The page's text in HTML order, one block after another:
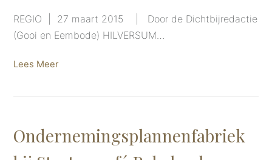
REGIO | 27 maart 2015 | Door de Dichtbijredactie
(Gooi en Eembode) HILVERSUM…
Lees Meer
Ondernemingsplannenfabriek